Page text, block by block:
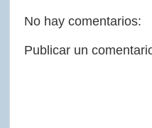
No hay comentarios:
Publicar un